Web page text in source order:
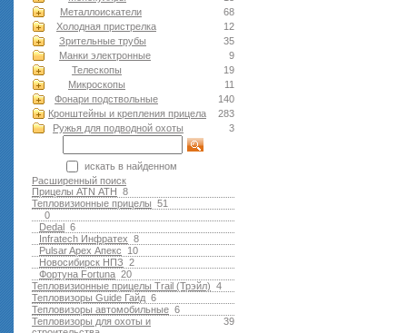
68
Металлоискатели
12
Холодная пристрелка
35
Зрительные трубы
9
Манки электронные
19
Телескопы
11
Микроскопы
140
Фонари подствольные
283
Кронштейны и крепления прицела
3
Ружья для подводной оxоты
искать в найденном
Расширенный поиск
8
Прицелы ATN АТН
51
Тепловизионные прицелы
0
6
Dedal
8
Infratech Инфратех
10
Pulsar Apex Апекс
2
Новосибирск НПЗ
20
Фортуна Fortuna
4
Тепловизионные прицелы Trail (Трэйл)
6
Тепловизоры Guide Гайд
6
Тепловизоры автомобильные
39
Тепловизоры для охоты и